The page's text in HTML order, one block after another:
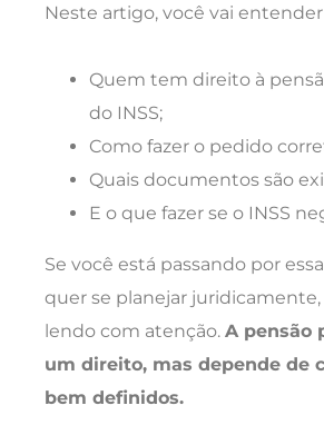
Neste artigo, você vai
Quem tem direito à
do INSS;
Como fazer o pedido
Quais documentos são
E o que fazer se o INSS
Se você está passando por
quer se planejar
lendo com atenção. A pensão
um direito, mas depende de
bem definidos.